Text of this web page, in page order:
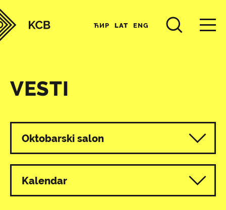
ЋИР LAT ENG
VESTI
Svi programi
Oktobarski salon
Kalendar